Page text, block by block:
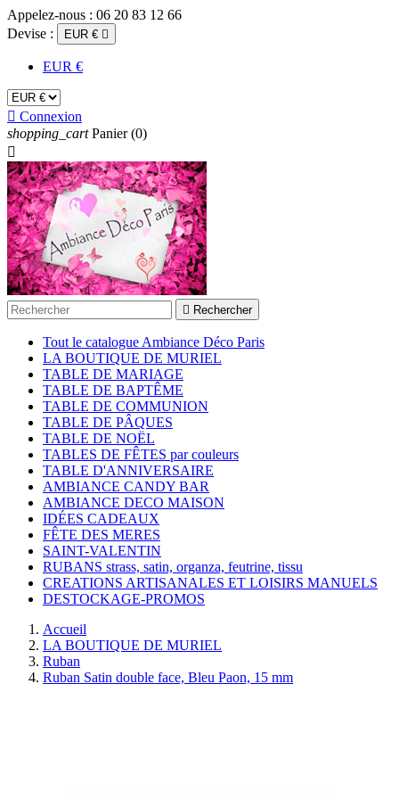
Appelez-nous : 06 20 83 12 66
Devise :
EUR € 
EUR €
 Connexion
shopping_cart Panier (0)

 Rechercher
Tout le catalogue Ambiance Déco Paris
LA BOUTIQUE DE MURIEL
TABLE DE MARIAGE
TABLE DE BAPTÊME
TABLE DE COMMUNION
TABLE DE PÂQUES
TABLE DE NOËL
TABLES DE FÊTES par couleurs
TABLE D'ANNIVERSAIRE
AMBIANCE CANDY BAR
AMBIANCE DECO MAISON
IDÉES CADEAUX
FÊTE DES MERES
SAINT-VALENTIN
RUBANS strass, satin, organza, feutrine, tissu
CREATIONS ARTISANALES ET LOISIRS MANUELS
DESTOCKAGE-PROMOS
Accueil
LA BOUTIQUE DE MURIEL
Ruban
Ruban Satin double face, Bleu Paon, 15 mm